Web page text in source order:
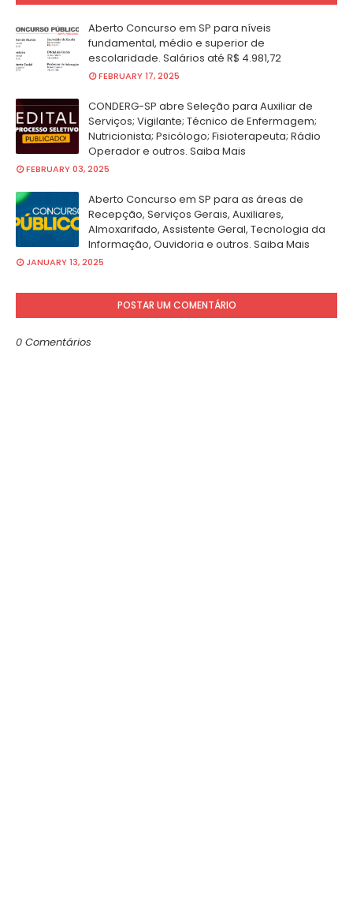
Aberto Concurso em SP para níveis
fundamental, médio e superior de
escolaridade. Salários até R$ 4.981,72
FEBRUARY 17, 2025
CONDERG-SP abre Seleção para Auxiliar de
Serviços; Vigilante; Técnico de Enfermagem;
Nutricionista; Psicólogo; Fisioterapeuta; Rádio
Operador e outros. Saiba Mais
FEBRUARY 03, 2025
Aberto Concurso em SP para as áreas de
Recepção, Serviços Gerais, Auxiliares,
Almoxarifado, Assistente Geral, Tecnologia da
Informação, Ouvidoria e outros. Saiba Mais
JANUARY 13, 2025
POSTAR UM COMENTÁRIO
0 Comentários